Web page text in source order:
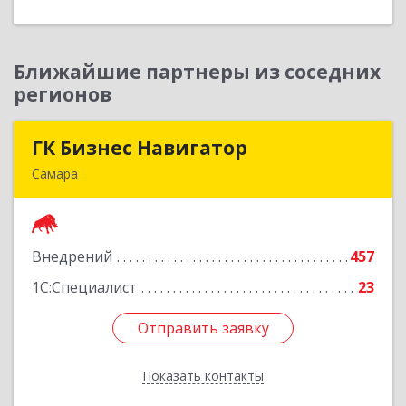
Ближайшие партнеры из соседних
регионов
ГК Бизнес Навигатор
Самара
Внедрений
457
1С:Специалист
23
Отправить заявку
Показать контакты
ГК Бизнес Навигатор
Подробнее
Отправить заявку
Назад